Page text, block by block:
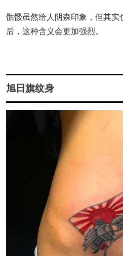
骷髅虽然给人阴森印象，但其
后，这种含义会更加强烈。
旭日旗纹身